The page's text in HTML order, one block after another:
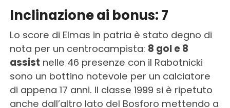
Inclinazione ai bonus: 7
Lo score di Elmas in patria è stato degno di
nota per un centrocampista: 8 gol e 8
assist nelle 46 presenze con il Rabotnicki
sono un bottino notevole per un calciatore
di appena 17 anni. Il classe 1999 si è ripetuto
anche dall’altro lato del Bosforo mettendo a